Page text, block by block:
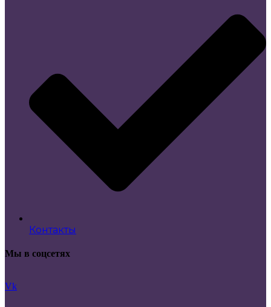
Контакты
Мы в соцсетях
Vk